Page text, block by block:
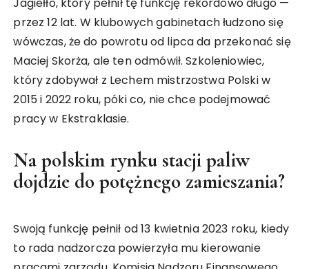
przez 12 lat. W klubowych gabinetach łudzono się
wówczas, że do powrotu od lipca da przekonać się
Maciej Skorża, ale ten odmówił. Szkoleniowiec,
który zdobywał z Lechem mistrzostwa Polski w
2015 i 2022 roku, póki co, nie chce podejmować
pracy w Ekstraklasie.
Na polskim rynku stacji paliw
dojdzie do potężnego zamieszania?
Swoją funkcję pełnił od 13 kwietnia 2023 roku, kiedy
to rada nadzorcza powierzyła mu kierowanie